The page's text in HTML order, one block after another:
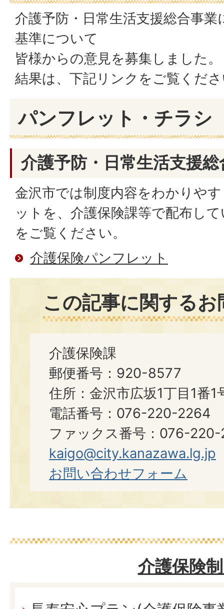
介護予防・日常生活支援総合事
基準について
皆様からの意見を募集しました。
結果は、下記リンクをご覧くだ
パンフレット・チラシ
介護予防・日常生活支援
金沢市では制度内容をわかりや
ットを、介護保険課等で配布し
をご覧ください。
介護保険パンフレット
この記事に関する
介護保険課
郵便番号：920-8577
住所：金沢市広坂1丁目1番1
電話番号：076-220-2264
ファックス番号：076-
kaigo@city.kanazawa.lg.jp
お問い合わせフォーム
介護保険